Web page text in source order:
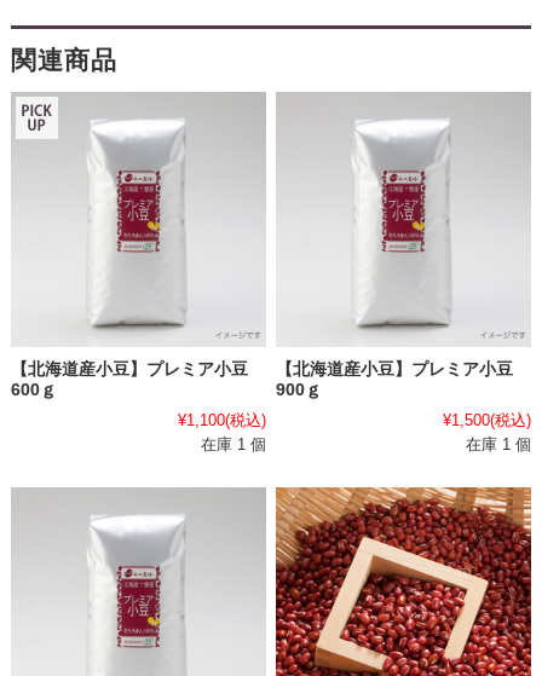
関連商品
【北海道産小豆】プレミア小豆
600ｇ
¥1,100(税込)
在庫 1 個
【北海道産小豆】プレミア小豆
900ｇ
¥1,500(税込)
在庫 1 個